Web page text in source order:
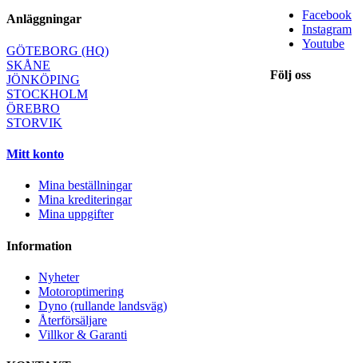
Facebook
Instagram
Youtube
Följ oss
Anläggningar
GÖTEBORG (HQ)
SKÅNE
JÖNKÖPING
STOCKHOLM
ÖREBRO
STORVIK
Mitt konto
Mina beställningar
Mina krediteringar
Mina uppgifter
Information
Nyheter
Motoroptimering
Dyno (rullande landsväg)
Återförsäljare
Villkor & Garanti